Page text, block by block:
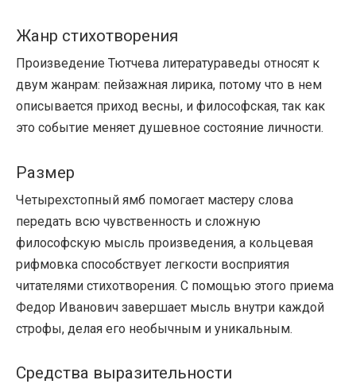
Жанр стихотворения
Произведение Тютчева литератураведы относят к
двум жанрам: пейзажная лирика, потому что в нем
описывается приход весны, и философская, так как
это событие меняет душевное состояние личности.
Размер
Четырехстопный ямб помогает мастеру слова
передать всю чувственность и сложную
философскую мысль произведения, а кольцевая
рифмовка способствует легкости восприятия
читателями стихотворения. С помощью этого приема
Федор Иванович завершает мысль внутри каждой
строфы, делая его необычным и уникальным.
Средства выразительности